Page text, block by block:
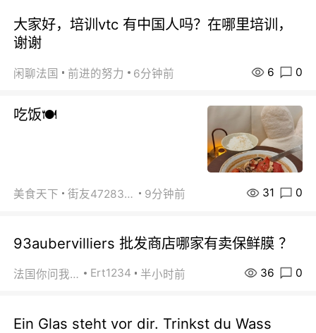
大家好，培训vtc 有中国人吗？在哪里培训，
谢谢
闲聊法国 前进的努力 6分钟前 6 0
吃饭🍽️
美食天下 街友472838572 9分钟前 31 0
93aubervilliers 批发商店哪家有卖保鲜膜 ？
法国你问我答 Ert1234 半小时前 36 0
Ein Glas steht vor dir. Trinkst du Wass